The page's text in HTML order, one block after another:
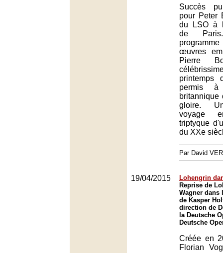
Succès
pour Peter
du LSO à
de
œuvres
Pierre
printemps
permis
britannique
gloire.
voyage
triptyque
du XXe
Par David
19/04/2015
Lohengrin
Reprise de
Wagner dans
de Kasper
direction de
la Deutsche
Deutsche
Créée en
Florian